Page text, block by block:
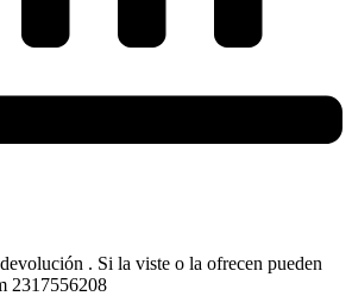
. Si la viste o la ofrecen pueden
2317556208